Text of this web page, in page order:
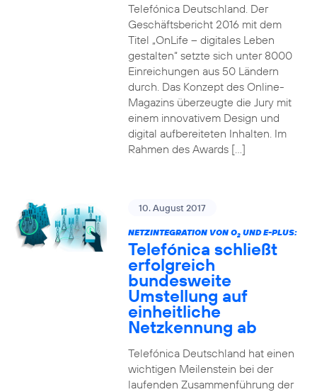
Telefónica Deutschland. Der
Geschäftsbericht 2016 mit dem
Titel „OnLife – digitales Leben
gestalten“ setzte sich unter 8000
Einreichungen aus 50 Ländern
durch. Das Konzept des Online-
Magazins überzeugte die Jury mit
einem innovativem Design und
digital aufbereiteten Inhalten. Im
Rahmen des Awards […]
10. August 2017
NETZINTEGRATION VON O2UND E-PLUS:
Telefónica schließt
erfolgreich
bundesweite
Umstellung auf
einheitliche
Netzkennung ab
Telefónica Deutschland hat einen
wichtigen Meilenstein bei der
laufenden Zusammenführung der